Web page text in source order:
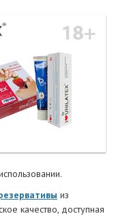
из
качество, доступная